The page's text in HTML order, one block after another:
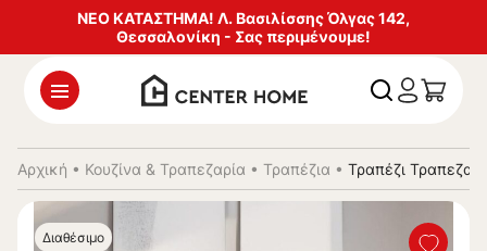
ΝΕΟ ΚΑΤΑΣΤΗΜΑ! Λ. Βασιλίσσης Όλγας 142,
Θεσσαλονίκη - Σας περιμένουμε!
Αρχική • Κουζίνα & Τραπεζαρία • Τραπέζια • Τραπέζι
Διαθέσιμο